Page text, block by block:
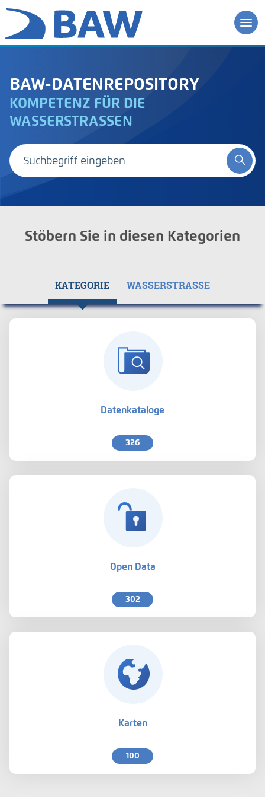
BAW-DATENREPOSITORY
KOMPETENZ FÜR DIE
WASSERSTRASSEN
Stöbern Sie in diesen Kategorien
KATEGORIE WASSERSTRASSE
Datenkataloge
326
Open Data
302
Karten
100